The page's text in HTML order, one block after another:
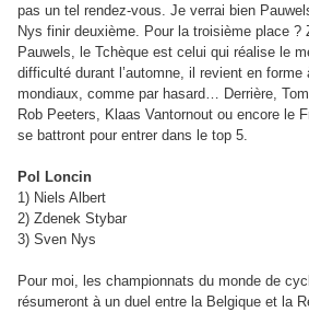
pas un tel rendez-vous. Je verrai bien
Nys finir deuxième. Pour la troisième place ?
Pauwels, le Tchèque est celui qui réalise le
difficulté durant l’automne, il revient en
mondiaux, comme par hasard… Derrière,
Rob Peeters, Klaas Vantornout ou encore le
se battront pour entrer dans le top 5.
Pol Loncin
1) Niels Albert
2) Zdenek Stybar
3) Sven Nys
Pour moi, les championnats du monde de
résumeront à un duel entre la Belgique et la